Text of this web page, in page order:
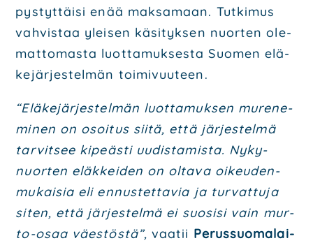
pys­tyt­täi­si enää mak­sa­maan. Tut­ki­mus
vah­vis­taa ylei­sen käsi­tyk­sen nuor­ten ole­
mat­to­mas­ta luot­ta­muk­ses­ta Suo­men elä­
ke­jär­jes­tel­män toi­mi­vuu­teen.
“Elä­ke­jär­jes­tel­män luot­ta­muk­sen mure­ne­
mi­nen on osoi­tus sii­tä, että jär­jes­tel­mä
tar­vit­see kipeäs­ti uudis­ta­mis­ta. Nyky­
nuor­ten eläk­kei­den on olta­va oikeu­den­
mu­kai­sia eli ennus­tet­ta­via ja tur­vat­tu­ja
siten, että jär­jes­tel­mä ei suo­si­si vain mur­
to-osaa väes­tös­tä”, vaa­tii Perus­suo­ma­lai­